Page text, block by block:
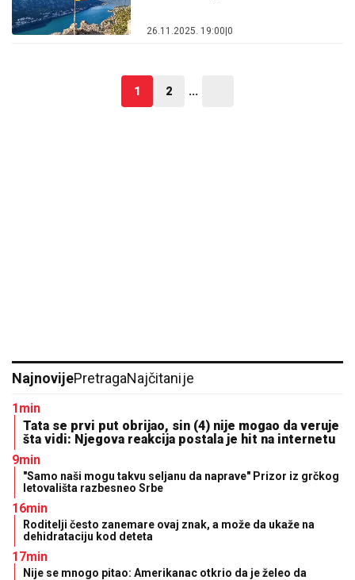
26.11.2025. 19:00|0
1 2 ...
NajnovijePretragaNajčitanije
1min
Tata se prvi put obrijao, sin (4) nije mogao da veruje
šta vidi: Njegova reakcija postala je hit na internetu
9min
"Samo naši mogu takvu seljanu da naprave" Prizor iz grčkog
letovališta razbesneo Srbe
16min
Roditelji često zanemare ovaj znak, a može da ukaže na
dehidrataciju kod deteta
17min
Nije se mnogo pitao: Amerikanac otkrio da je želeo da